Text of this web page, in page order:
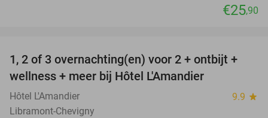
€25,90
32%
TODAY
1, 2 of 3 overnachting(en) voor 2 + ontbijt +
wellness + meer bij Hôtel L'Amandier
Hôtel L'Amandier 9.9 star
Libramont-Chevigny